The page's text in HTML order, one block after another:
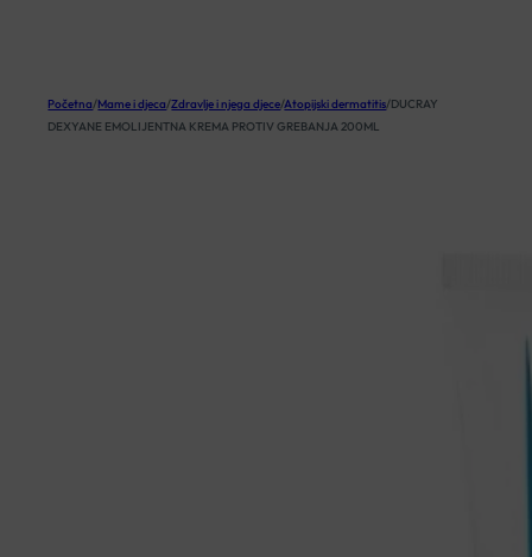
Početna/Mame i djeca/Zdravlje i njega djece/Atopijski dermatitis/DUCRAY
DEXYANE EMOLIJENTNA KREMA PROTIV GREBANJA 200ML